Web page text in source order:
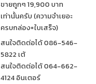
ขายถูกๆ 19,900 บาท
เท่านั้นครับ (ความจำเยอะ
ครบกล่อง+ใบเสร็จ)
สนใจติดต่อได้ 086-546-
5822 เต้
สนใจติดต่อได้ 064-662-
4124 อินเตอร์